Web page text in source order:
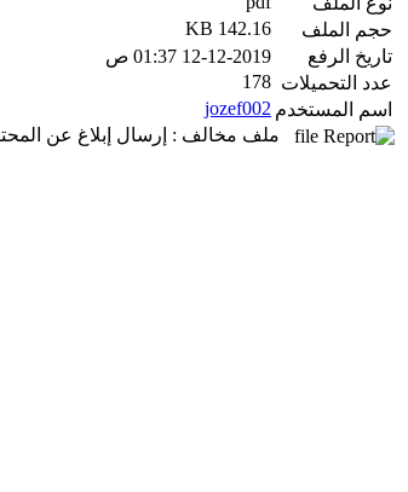
حجم الملف
142.16 KB
تاريخ الرفع
12-12-2019 01:37 ص
عدد التحميلات 178
اسم المستخدم jozef002
ملف مخالف : إرسال إبلاغ عن